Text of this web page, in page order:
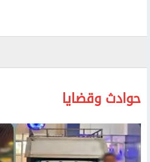
حوادث وقضايا